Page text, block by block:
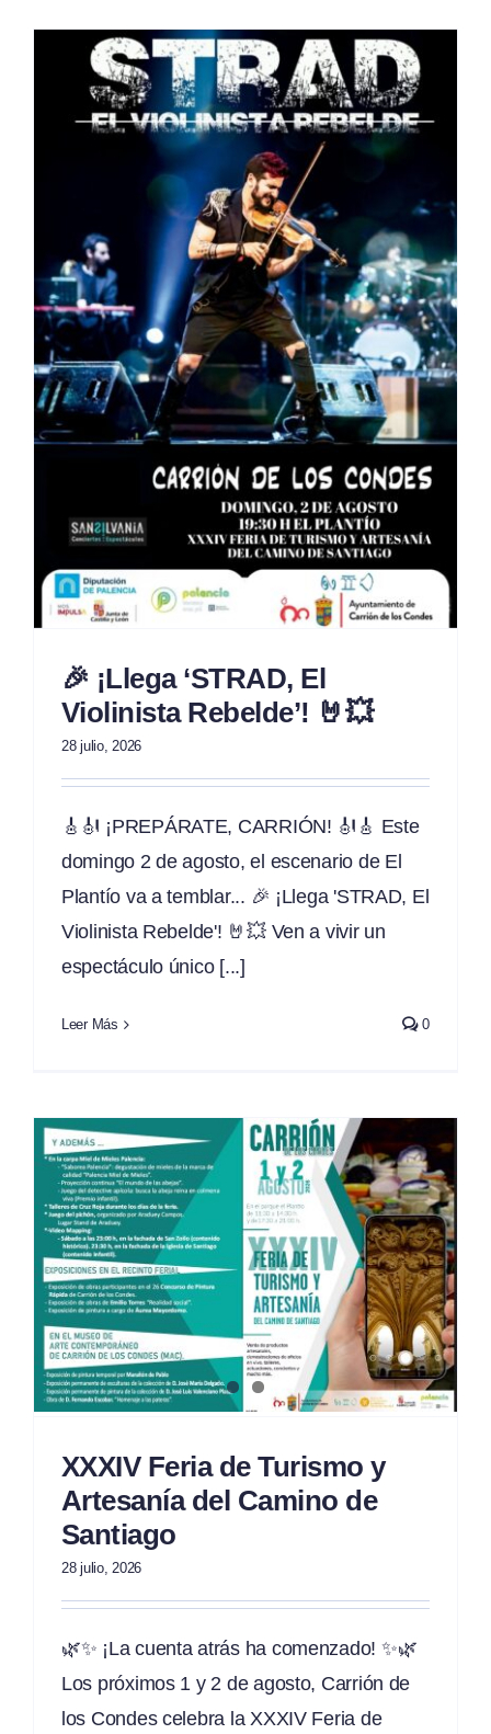
🎉 ¡Llega ‘STRAD, El
Violinista Rebelde’! 🤘💥
28 julio, 2026
🎸🎻 ¡PREPÁRATE, CARRIÓN! 🎻🎸 Este
domingo 2 de agosto, el escenario de El
Plantío va a temblar... 🎉 ¡Llega 'STRAD, El
Violinista Rebelde'! 🤘💥 Ven a vivir un
espectáculo único [...]
Leer Más 0
XXXIV Feria de Turismo y
Artesanía del Camino de
Santiago
28 julio, 2026
🌿✨ ¡La cuenta atrás ha comenzado! ✨🌿
Los próximos 1 y 2 de agosto, Carrión de
los Condes celebra la XXXIV Feria de